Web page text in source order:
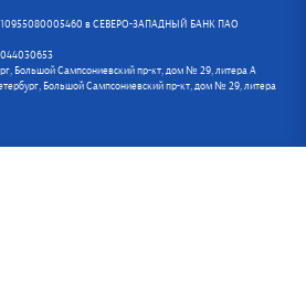
в СЕВЕРО-ЗАПАДНЫЙ БАНК ПАО
Большой Сампсониевский пр-кт, дом № 29, литера А
Большой Сампсониевский пр-кт, дом № 29, литера